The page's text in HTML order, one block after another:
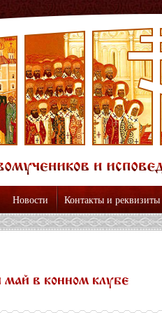
Новости Контакты и реквизиты
в конном клубе